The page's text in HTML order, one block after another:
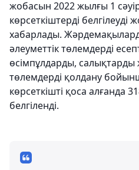
жобасын 2022 жылғы 1
көрсеткіштерді
хабарлады.
әлеуметтік төлемдерді
өсімпұлдарды, салықтарды
төлемдерді қолдану
көрсеткішті қоса алғанда
белгіленді.